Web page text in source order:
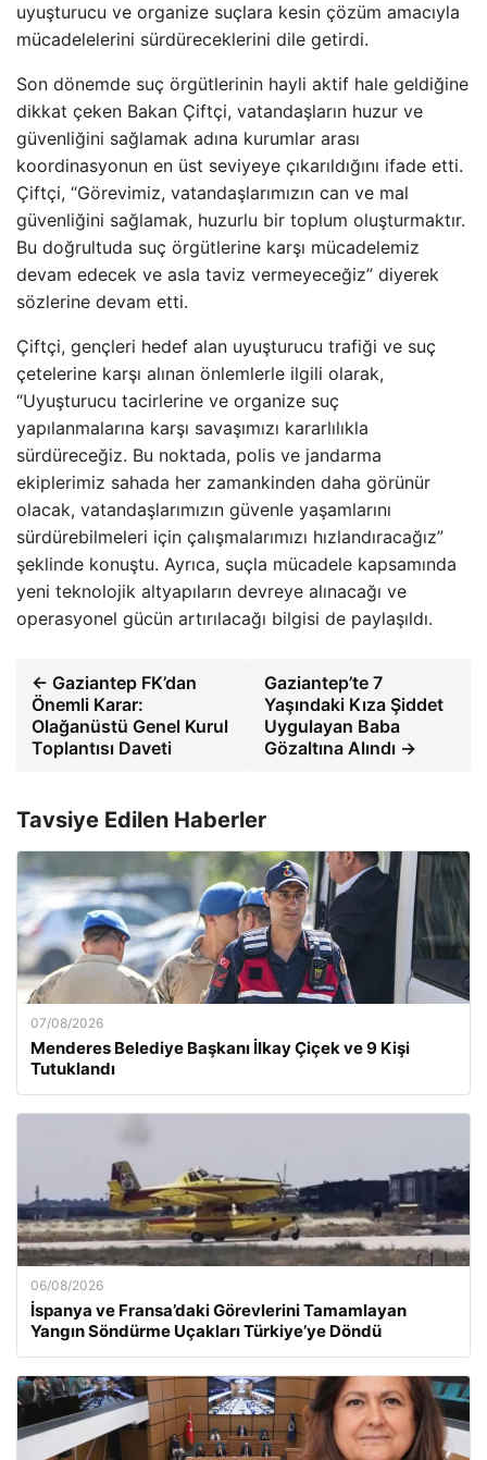
uyuşturucu ve organize suçlara kesin çözüm amacıyla
mücadelelerini sürdüreceklerini dile getirdi.
Son dönemde suç örgütlerinin hayli aktif hale geldiğine
dikkat çeken Bakan Çiftçi, vatandaşların huzur ve
güvenliğini sağlamak adına kurumlar arası
koordinasyonun en üst seviyeye çıkarıldığını ifade etti.
Çiftçi, “Görevimiz, vatandaşlarımızın can ve mal
güvenliğini sağlamak, huzurlu bir toplum oluşturmaktır.
Bu doğrultuda suç örgütlerine karşı mücadelemiz
devam edecek ve asla taviz vermeyeceğiz” diyerek
sözlerine devam etti.
Çiftçi, gençleri hedef alan uyuşturucu trafiği ve suç
çetelerine karşı alınan önlemlerle ilgili olarak,
“Uyuşturucu tacirlerine ve organize suç
yapılanmalarına karşı savaşımızı kararlılıkla
sürdüreceğiz. Bu noktada, polis ve jandarma
ekiplerimiz sahada her zamankinden daha görünür
olacak, vatandaşlarımızın güvenle yaşamlarını
sürdürebilmeleri için çalışmalarımızı hızlandıracağız”
şeklinde konuştu. Ayrıca, suçla mücadele kapsamında
yeni teknolojik altyapıların devreye alınacağı ve
operasyonel gücün artırılacağı bilgisi de paylaşıldı.
← Gaziantep FK’dan
Önemli Karar:
Olağanüstü Genel Kurul
Toplantısı Daveti
Gaziantep’te 7
Yaşındaki Kıza Şiddet
Uygulayan Baba
Gözaltına Alındı →
Tavsiye Edilen Haberler
07/08/2026
Menderes Belediye Başkanı İlkay Çiçek ve 9 Kişi
Tutuklandı
06/08/2026
İspanya ve Fransa’daki Görevlerini Tamamlayan
Yangın Söndürme Uçakları Türkiye’ye Döndü